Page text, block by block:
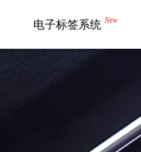
电子标签系统 New